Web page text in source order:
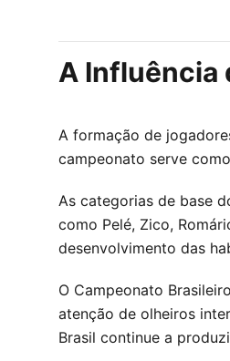
A Influência
A formação de
campeonato serve
As categorias de base
como Pelé, Zico,
desenvolvimento das
O Campeonato
atenção de olheiros
Brasil continue a